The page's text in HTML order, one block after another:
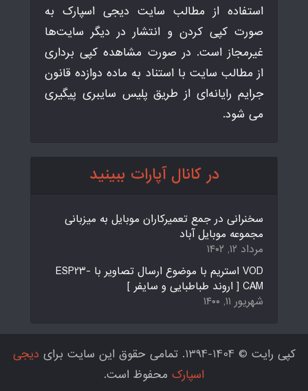
استفاده از مطالب سایت دیجی اسپارک به
صورت کپی کردن و انتشار در دیگر سایت‌ها
غیرمجاز است. در صورت مشاهده کپی برداری
از مطالب سایت با استناد به ماده دوازده قانون
جرایم رایانه‌ای از طریق پلیس سایبری پیگیری
می شود.
در کانال آپارات ببینید
سخنرانی در جمع تعمیرکاران موبایل به میزبانی
مجموعه موبایل آباد
مرداد ۱۲, ۱۴۰۲
VOD استریم با موضوع ارسال تصاویر با ESP23-
CAM [ اروند طباطبایی و سایفر ]
شهریور ۱۱, ۱۴۰۰
کپی رایت © 1404-1394. تمامی حقوق این سایت برای
دیجی
اسپارک محفوظ است.